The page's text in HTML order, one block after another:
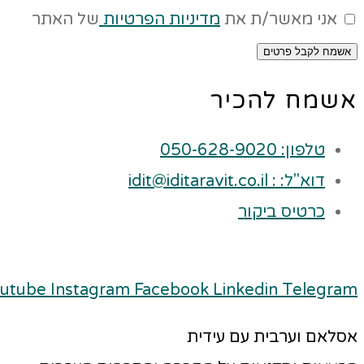
אני מאשר/ת את מדיניות הפרטיות של האתר
אשמח לקבל פרטים
אשמח להכיר
טלפון: 050-628-9020
דוא"ל: : idit@iditaravit.co.il
כרטיס ביקור
Instagram Facebook Linkedin Telegram
אסלאם וערבית עם עידית